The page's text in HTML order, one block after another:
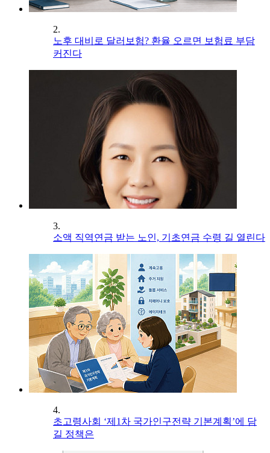
2.
노후 대비로 달러보험? 환율 오르면 보험료 부담
커진다
3.
소액 직역연금 받는 노인, 기초연금 수령 길 열린다
4.
초고령사회 ‘제1차 국가인구전략 기본계획’에 담
길 정책은